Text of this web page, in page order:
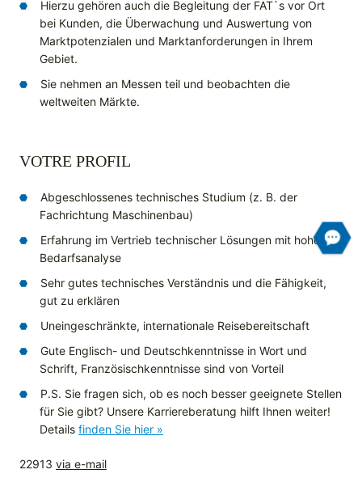
Hierzu gehören auch die Begleitung der FAT`s vor Ort
bei Kunden, die Überwachung und Auswertung von
Marktpotenzialen und Marktanforderungen in Ihrem
Gebiet.
Sie nehmen an Messen teil und beobachten die
weltweiten Märkte.
VOTRE PROFIL
Abgeschlossenes technisches Studium (z. B. der
Fachrichtung Maschinenbau)
Erfahrung im Vertrieb technischer Lösungen mit hoher
Bedarfsanalyse
Sehr gutes technisches Verständnis und die Fähigkeit,
gut zu erklären
Uneingeschränkte, internationale Reisebereitschaft
Gute Englisch- und Deutschkenntnisse in Wort und
Schrift, Französischkenntnisse sind von Vorteil
P.S. Sie fragen sich, ob es noch besser geeignete Stellen
für Sie gibt? Unsere Karriereberatung hilft Ihnen weiter!
Details finden Sie hier »
22913 via e-mail